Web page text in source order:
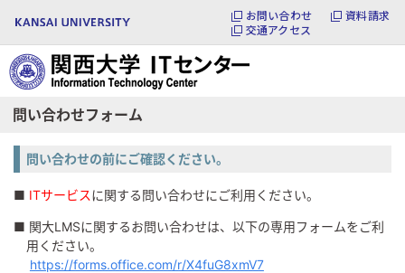
お問い合わせ
資料請求
交通アクセス
問い合わせフォーム
問い合わせの前にご確認ください。
■ ITサービスに関する問い合わせにご利用ください。
■ 関大LMSに関するお問い合わせは、以下の専用フォームをご利
用ください。
https://forms.office.com/r/X4fuG8xmV7